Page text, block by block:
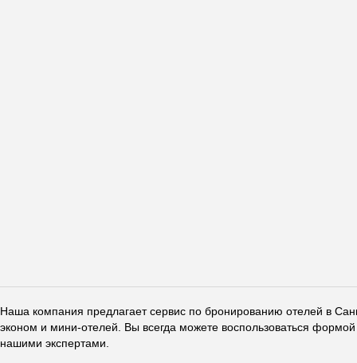
Наша компания предлагает сервис по бронированию отелей в
эконом и мини-отелей. Вы всегда можете воспользоваться
нашими экспертами.